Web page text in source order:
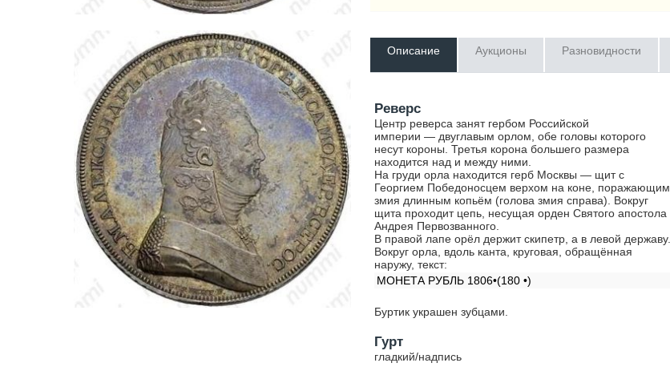
Описание Аукционы Разновидности
Реверс
Центр реверса занят гербом Российской
империи — двуглавым орлом, обе головы которого
несут короны. Третья корона большего размера
находится над и между ними.
На груди орла находится герб Москвы — щит с
Георгием Победоносцем верхом на коне, поражающим
змия длинным копьём (голова змия справа). Вокруг
щита проходит цепь, несущая орден Святого апостола
Андрея Первозванного.
В правой лапе орёл держит скипетр, а в левой державу.
Вокруг орла, вдоль канта, круговая, обращённая
наружу, текст:
МОНЕТА РУБЛЬ 1806•(180 •)
Буртик украшен зубцами.
Гурт
гладкий/надпись